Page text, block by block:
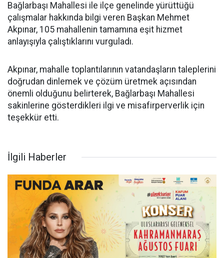
Bağlarbaşı Mahallesi ile ilçe genelinde yürüttüğü
çalışmalar hakkında bilgi veren Başkan Mehmet
Akpınar, 105 mahallenin tamamına eşit hizmet
anlayışıyla çalıştıklarını vurguladı.
Akpınar, mahalle toplantılarının vatandaşların taleplerini
doğrudan dinlemek ve çözüm üretmek açısından
önemli olduğunu belirterek, Bağlarbaşı Mahallesi
sakinlerine gösterdikleri ilgi ve misafirperverlik için
teşekkür etti.
İlgili Haberler